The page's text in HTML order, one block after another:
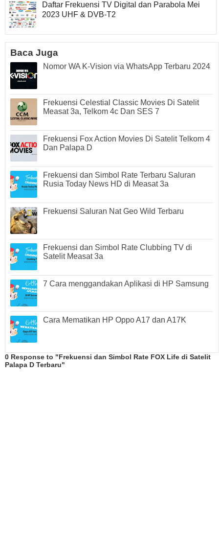
Daftar Frekuensi TV Digital dan Parabola Mei
2023 UHF & DVB-T2
Baca Juga
Nomor WA K-Vision via WhatsApp Terbaru 2024
Frekuensi Celestial Classic Movies Di Satelit
Measat 3a, Telkom 4c Dan SES 7
Frekuensi Fox Action Movies Di Satelit Telkom 4
Dan Palapa D
Frekuensi dan Simbol Rate Terbaru Saluran
Rusia Today News HD di Measat 3a
Frekuensi Saluran Nat Geo Wild Terbaru
Frekuensi dan Simbol Rate Clubbing TV di
Satelit Measat 3a
7 Cara menggandakan Aplikasi di HP Samsung
Cara Mematikan HP Oppo A17 dan A17K
0 Response to "Frekuensi dan Simbol Rate FOX Life di Satelit
Palapa D Terbaru"